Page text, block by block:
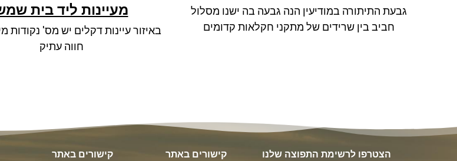
גבעת התיתורה במודיעין הנה גבעה בה ישנו מסלול
חביב בין שרידים של מתקני חקלאות קדומים
מעיינות ליד בית
באיזור עיינות דקלים יש מס' נקודות
חווה עתיק
הצטרפו לרשימת התפוצה שלנו קישורים באתר קישורים באתר